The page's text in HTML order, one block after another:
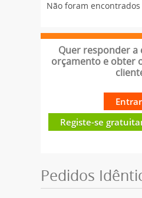
Não foram encontrados
Quer responder a
orçamento e obter
Entrar
Registe-se
Pedidos